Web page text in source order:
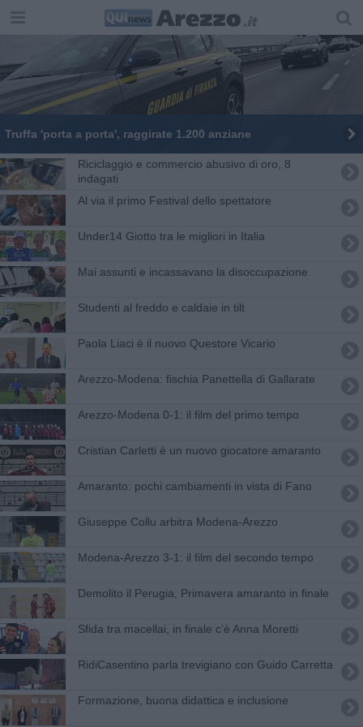
Truffa 'porta a porta', raggirate 1.200 anziane
Riciclaggio e commercio abusivo di oro, 8
indagati
Al via il primo Festival dello spettatore
Under14 Giotto tra le migliori in Italia
Mai assunti e incassavano la disoccupazione
Studenti al freddo e caldaie in tilt
Paola Liaci è il nuovo Questore Vicario
​Arezzo-Modena: fischia Panettella di Gallarate
Arezzo-Modena 0-1: il film del primo tempo
​Cristian Carletti è un nuovo giocatore amaranto
Amaranto: pochi cambiamenti in vista di Fano
Giuseppe Collu arbitra Modena-Arezzo
Modena-Arezzo 3-1: il film del secondo tempo
Demolito il Perugia, Primavera amaranto in finale
Sfida tra macellai, in finale c’è Anna Moretti
RidiCasentino parla trevigiano con Guido Carretta
​Formazione, buona didattica e inclusione